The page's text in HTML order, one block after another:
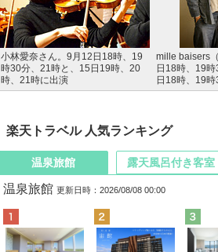
小林愛奈さん。9月12日18時、19
時30分、21時と、15日19時、20
時、21時に出演
mille baisers
日18時、19
日18時、19
楽天トラベル 人気ランキング
温泉旅館
温泉旅館 更新日時：2026/08/08 00:00
露天風呂付き客室